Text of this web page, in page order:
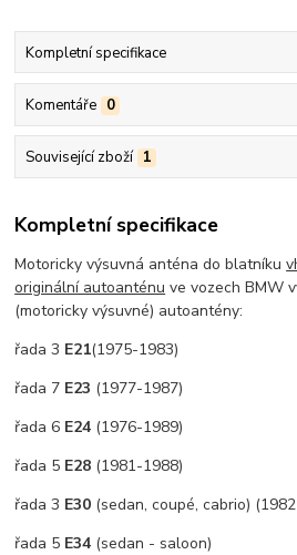
Kompletní specifikace
Komentáře 0
Související zboží 1
Kompletní specifikace
Motoricky výsuvná anténa do blatníku
originální autoanténu ve vozech BMW
(motoricky výsuvné) autoantény:
řada 3 E21(1975-1983)
řada 7 E23 (1977-1987)
řada 6 E24 (1976-1989)
řada 5 E28 (1981-1988)
řada 3 E30 (sedan, coupé, cabrio)
řada 5 E34 (sedan - saloon)